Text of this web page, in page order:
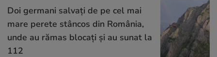
Doi germani salvați de pe cel mai
mare perete stâncos din România,
unde au rămas blocați și au sunat la
112